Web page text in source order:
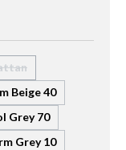
nicht verfügbar.)
Beige 40
Grey 70
Grey 10